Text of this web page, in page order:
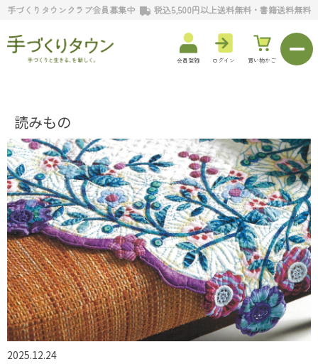
手づくりタウンクラブ会員募集中 税込5,500円以上送料無料・書籍送料無料
会員登録 ログイン 買い物かご
読みもの
2025.12.24